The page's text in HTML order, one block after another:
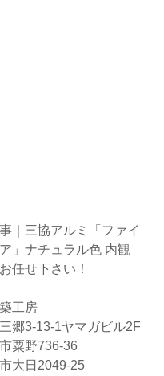
｜三協アルミ「ファイ
」ナチュラル色 内観
任せ下さい！
工房
郷3-13-1ヤマガビル2F
粟野736-36
大日2049-25